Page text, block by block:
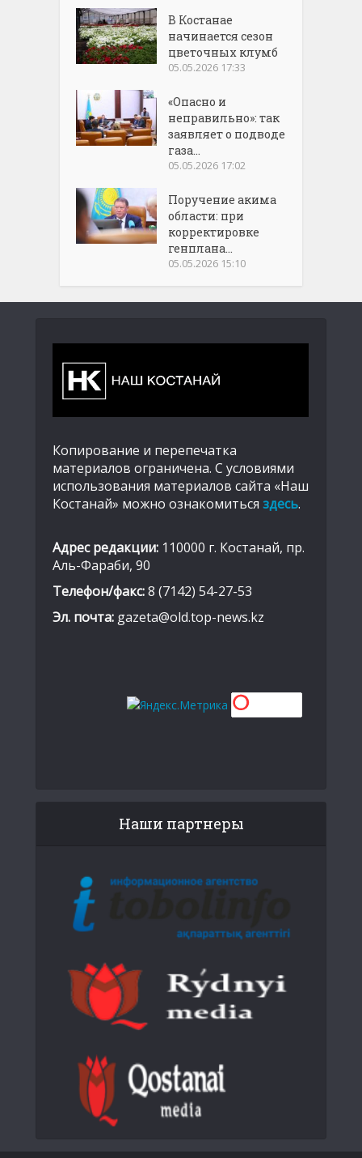
В Костанае
начинается сезон
цветочных клумб
05.05.2026 17:33
«Опасно и
неправильно»: так
заявляет о подводе
газа...
05.05.2026 17:02
Поручение акима
области: при
корректировке
генплана...
05.05.2026 15:10
Копирование и перепечатка
материалов ограничена. С условиями
использования материалов сайта «Наш
Костанай» можно ознакомиться здесь.
Адрес редакции: 110000 г. Костанай, пр.
Аль-Фараби, 90
Телефон/факс:8 (7142) 54-27-53
Эл. почта: gazeta@old.top-news.kz
Наши партнеры